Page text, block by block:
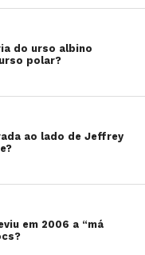
do urso albino
polar?
ao lado de Jeffrey
em 2006 a “má